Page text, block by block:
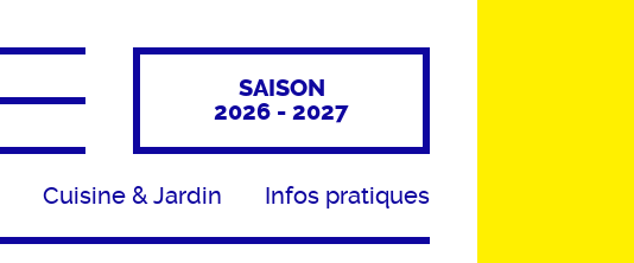
SAISON
2026 - 2027
Cuisine & Jardin Infos pratiques